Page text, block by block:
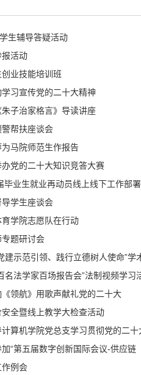
生辅导答疑活动
报活动
业技能培训班
习宣传党的二十大精神
子治家格言》导读讲座
帮扶座谈会
马院师范生作报告
党的二十大知识竞答大赛
毕业生就业再动员线上线下工作部
学生座谈会
学院志愿队在行动
题研讨会
建示范引领、践行立德树人使命”学
名法学家百场报告会”法制视频学习
领航》用歌声献礼党的二十大
全暨线上教学大检查活动
算机学院党总支学习贯彻党的二十
“第五届数字创新国际会议-供应链
作例会